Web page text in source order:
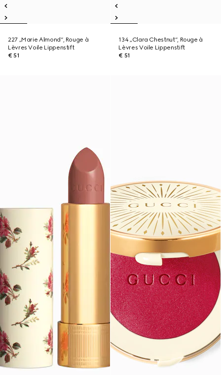
227 „Marie Almond“, Rouge à
Lèvres Voile Lippenstift
€ 51
134 „Clara Chestnut“, Rouge à
Lèvres Voile Lippenstift
€ 51